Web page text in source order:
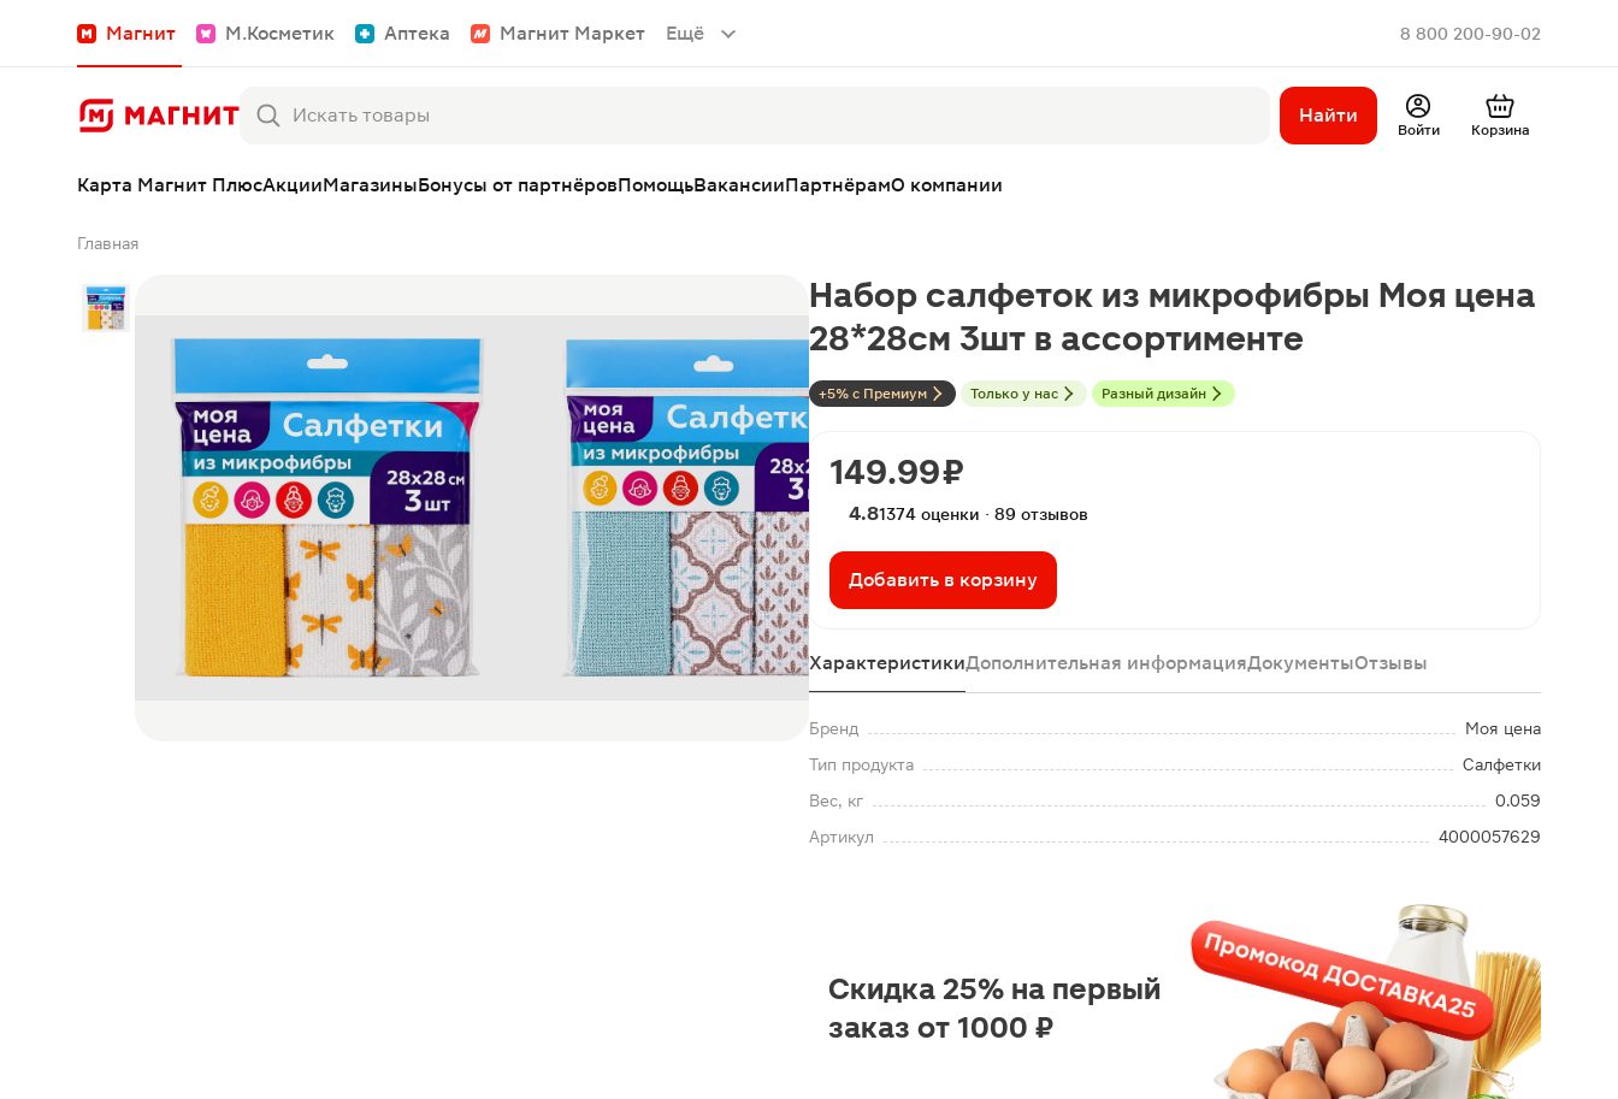
Магнит М.Косметик Аптека Магнит Маркет Ещё 8 800 200-90-02
Найти
Войти Корзина
Карта Магнит ПлюсАкцииМагазиныБонусы от партнёровПомощьВакансииПартнёрамО компании
Главная
+5% с Премиум Только у нас Разный дизайн
Набор салфеток из микрофибры Моя цена
28*28см 3шт в ассортименте
149.99 ₽
4.81374 оценки · 89 отзывов
Добавить в корзину
ХарактеристикиДополнительная информацияДокументыОтзывы
Бренд
Моя цена
Тип продукта
Салфетки
Вес, кг
0.059
Артикул
4000057629
Скидка 25% на первый
заказ от 1000 ₽